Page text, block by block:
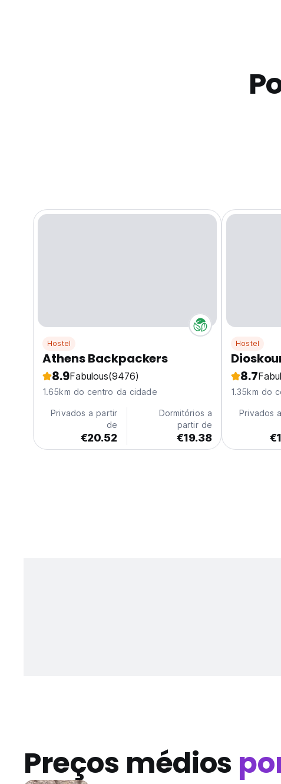
Hostel
Athens Backpackers
8.9Fabulous(9476)
1.65km do centro da cidade
Privados a partir
de
€20.52
Dormitórios a
partir de
€19.38
Hostel
8.7
1.35km do
Privados
Preços médios